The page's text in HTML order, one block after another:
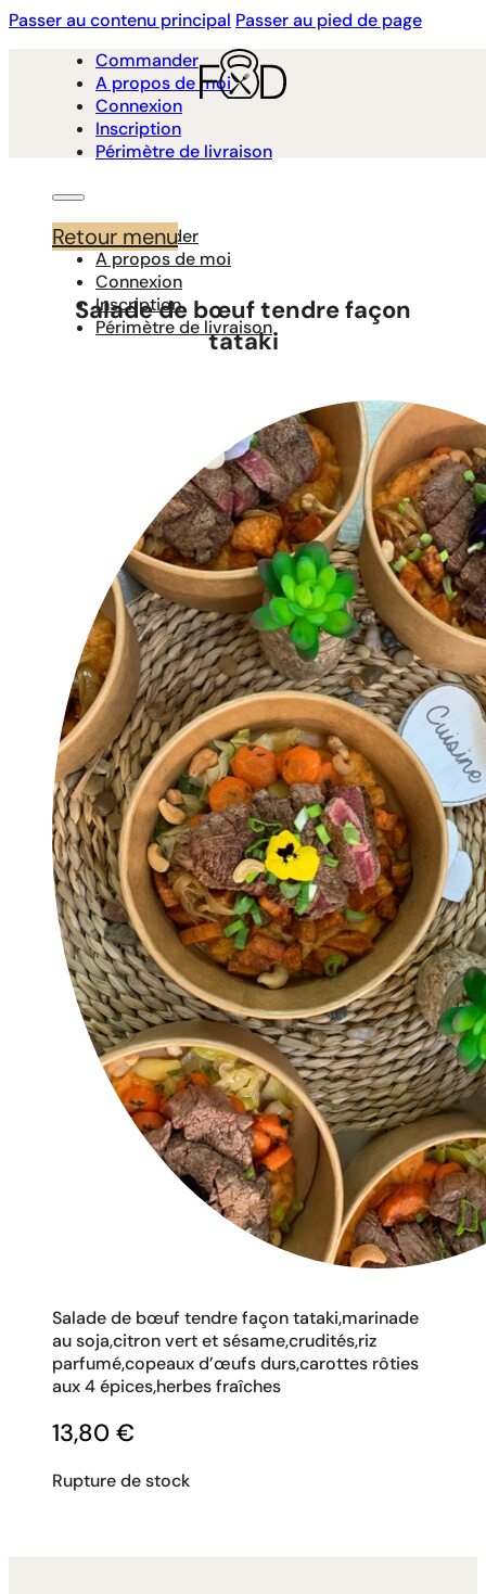
Passer au contenu principal Passer au pied de page
Commander
A propos de moi
Connexion
Inscription
Périmètre de livraison
Commander
A propos de moi
Connexion
Inscription
Périmètre de livraison
Retour menu
Salade de bœuf tendre façon
tataki
Salade de bœuf tendre façon tataki,marinade
au soja,citron vert et sésame,crudités,riz
parfumé,copeaux d’œufs durs,carottes rôties
aux 4 épices,herbes fraîches
13,80 €
Rupture de stock